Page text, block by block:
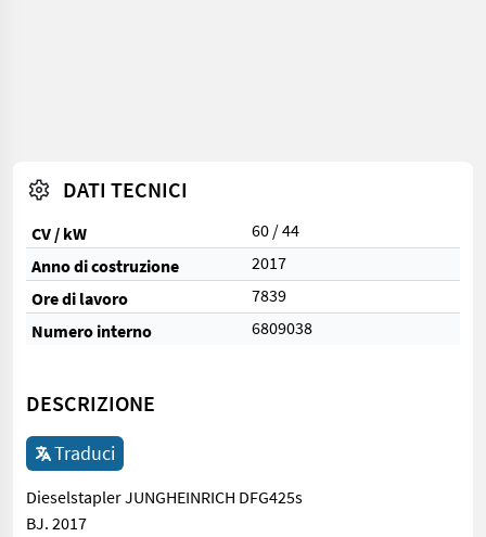
DATI TECNICI
CV / kW
60 / 44
Anno di costruzione
2017
Ore di lavoro
7839
Numero interno
6809038
DESCRIZIONE
Traduci
Dieselstapler JUNGHEINRICH DFG425s
BJ. 2017